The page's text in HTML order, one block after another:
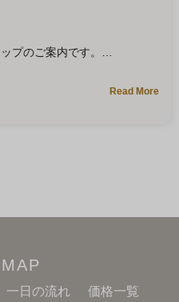
プのご案内です。
Read More
一日の流れ 価格一覧